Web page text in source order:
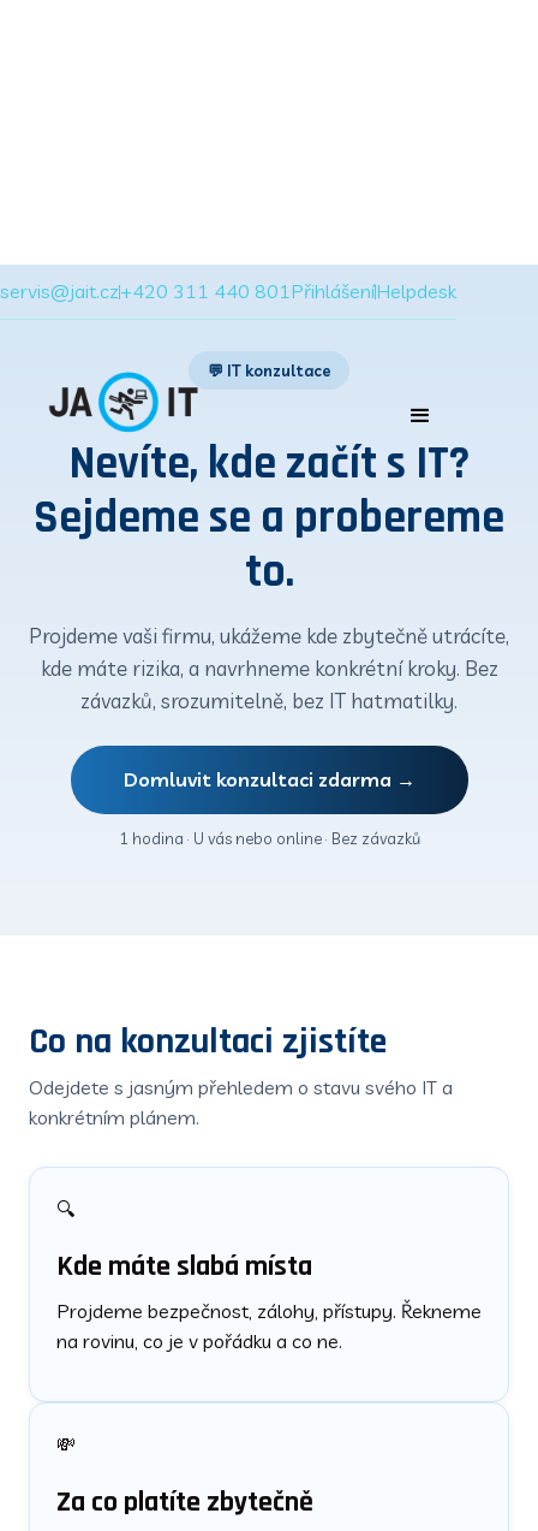
servis@jait.cz+420 311 440 801PřihlášeníHelpdesk
💬 IT konzultace
Nevíte, kde začít s IT?
Sejdeme se a probereme
to.
Projdeme vaši firmu, ukážeme kde zbytečně utrácíte,
kde máte rizika, a navrhneme konkrétní kroky. Bez
závazků, srozumitelně, bez IT hatmatilky.
Domluvit konzultaci zdarma →
1 hodina · U vás nebo online · Bez závazků
Co na konzultaci zjistíte
Odejdete s jasným přehledem o stavu svého IT a
konkrétním plánem.
🔍
Kde máte slabá místa
Projdeme bezpečnost, zálohy, přístupy. Řekneme
na rovinu, co je v pořádku a co ne.
💸
Za co platíte zbytečně